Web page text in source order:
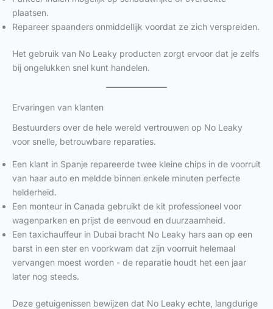
plaatsen.
Repareer spaanders onmiddellijk voordat ze zich verspreiden.
Het gebruik van No Leaky producten zorgt ervoor dat je zelfs
bij ongelukken snel kunt handelen.
Ervaringen van klanten
Bestuurders over de hele wereld vertrouwen op No Leaky
voor snelle, betrouwbare reparaties.
Een klant in Spanje repareerde twee kleine chips in de voorruit
van haar auto en meldde binnen enkele minuten perfecte
helderheid.
Een monteur in Canada gebruikt de kit professioneel voor
wagenparken en prijst de eenvoud en duurzaamheid.
Een taxichauffeur in Dubai bracht No Leaky hars aan op een
barst in een ster en voorkwam dat zijn voorruit helemaal
vervangen moest worden - de reparatie houdt het een jaar
later nog steeds.
Deze getuigenissen bewijzen dat No Leaky echte, langdurige